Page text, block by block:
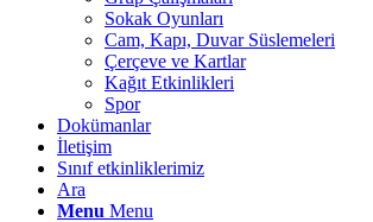
Sokak Oyunları
Cam, Kapı, Duvar Süslemeleri
Çerçeve ve Kartlar
Kağıt Etkinlikleri
Spor
Dokümanlar
İletişim
Sınıf etkinliklerimiz
Ara
Menu Menu